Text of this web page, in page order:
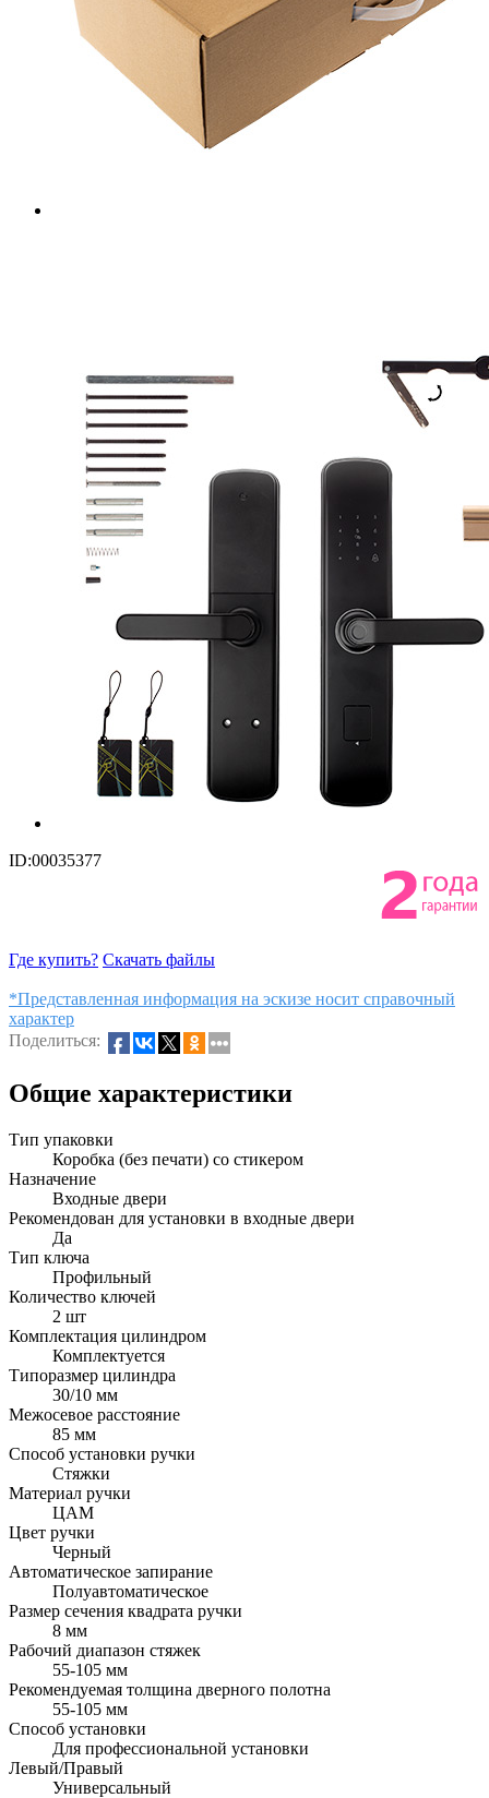
ID:00035377
Где купить? Скачать файлы
*Представленная информация на эскизе носит справочный
характер
Поделиться:
Общие характеристики
Тип упаковки
Коробка (без печати) со стикером
Назначение
Входные двери
Рекомендован для установки в входные двери
Да
Тип ключа
Профильный
Количество ключей
2 шт
Комплектация цилиндром
Комплектуется
Типоразмер цилиндра
30/10 мм
Межосевое расстояние
85 мм
Способ установки ручки
Стяжки
Материал ручки
ЦАМ
Цвет ручки
Черный
Автоматическое запирание
Полуавтоматическое
Размер сечения квадрата ручки
8 мм
Рабочий диапазон стяжек
55-105 мм
Рекомендуемая толщина дверного полотна
55-105 мм
Способ установки
Для профессиональной установки
Левый/Правый
Универсальный